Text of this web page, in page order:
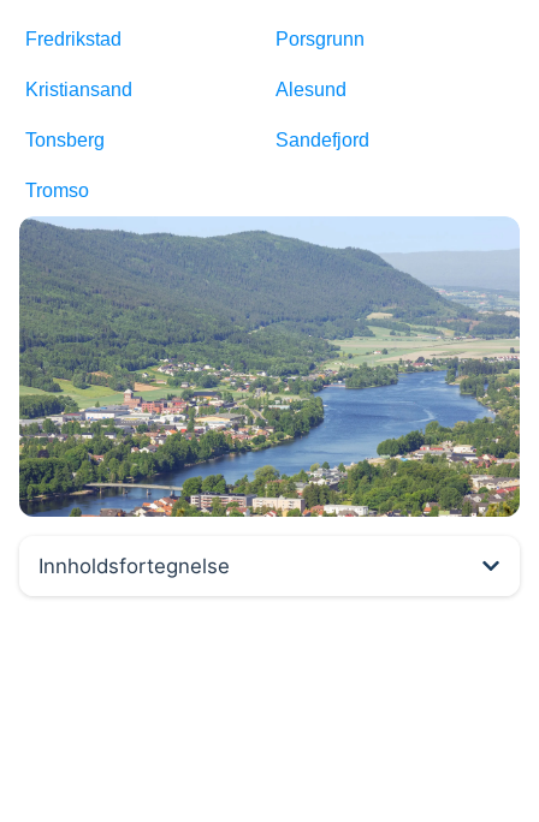
Fredrikstad Porsgrunn
Kristiansand Alesund
Tonsberg Sandefjord
Tromso
Innholdsfortegnelse